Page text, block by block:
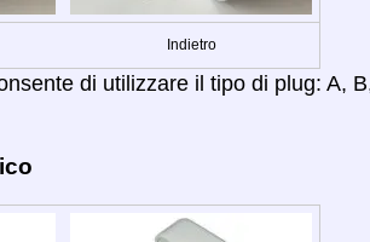
Indietro
di utilizzare il tipo di plug: A,